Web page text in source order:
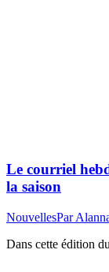
Le courriel
la saison
NouvellesPar
Dans cette édition